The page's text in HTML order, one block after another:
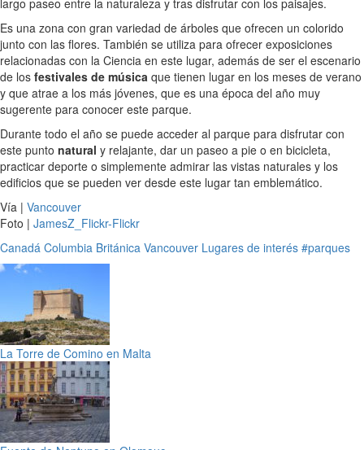
Es una zona con gran variedad de árboles que ofrecen un colorido
junto con las flores. También se utiliza para ofrecer exposiciones
relacionadas con la Ciencia en este lugar, además de ser el escenario
de los festivales de música que tienen lugar en los meses de verano
y que atrae a los más jóvenes, que es una época del año muy
sugerente para conocer este parque.
Durante todo el año se puede acceder al parque para disfrutar con
este punto natural y relajante, dar un paseo a pie o en bicicleta,
practicar deporte o simplemente admirar las vistas naturales y los
edificios que se pueden ver desde este lugar tan emblemático.
Vía | Vancouver
Foto | JamesZ_Flickr-Flickr
Canadá Columbia Británica Vancouver Lugares de interés #parques
La Torre de Comino en Malta